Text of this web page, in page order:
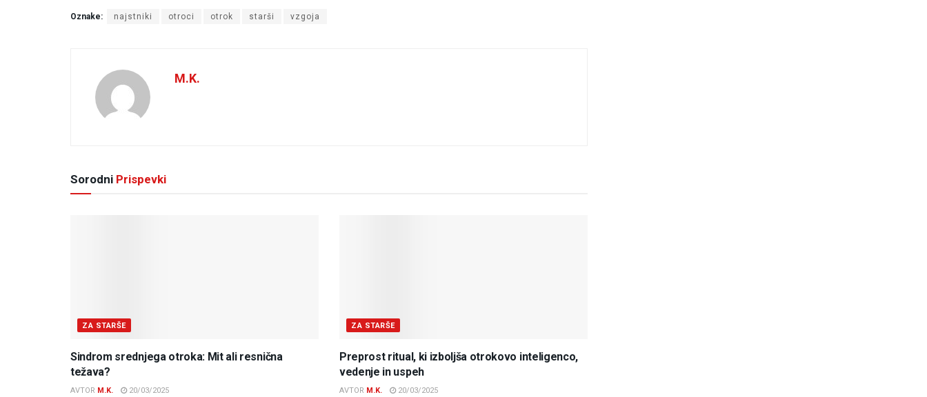
Oznake: najstniki otroci otrok starši vzgoja
M.K.
Sorodni Prispevki
ZA STARŠE
Sindrom srednjega otroka: Mit ali resnična
težava?
AVTOR M.K. 20/03/2025
ZA STARŠE
Preprost ritual, ki izboljša otrokovo inteligenco,
vedenje in uspeh
AVTOR M.K. 20/03/2025